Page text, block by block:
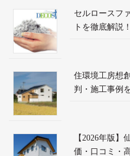
セルロースフ
トを徹底解説
住環境工房想
判・施工事例
【2026年版
価・口コミ・